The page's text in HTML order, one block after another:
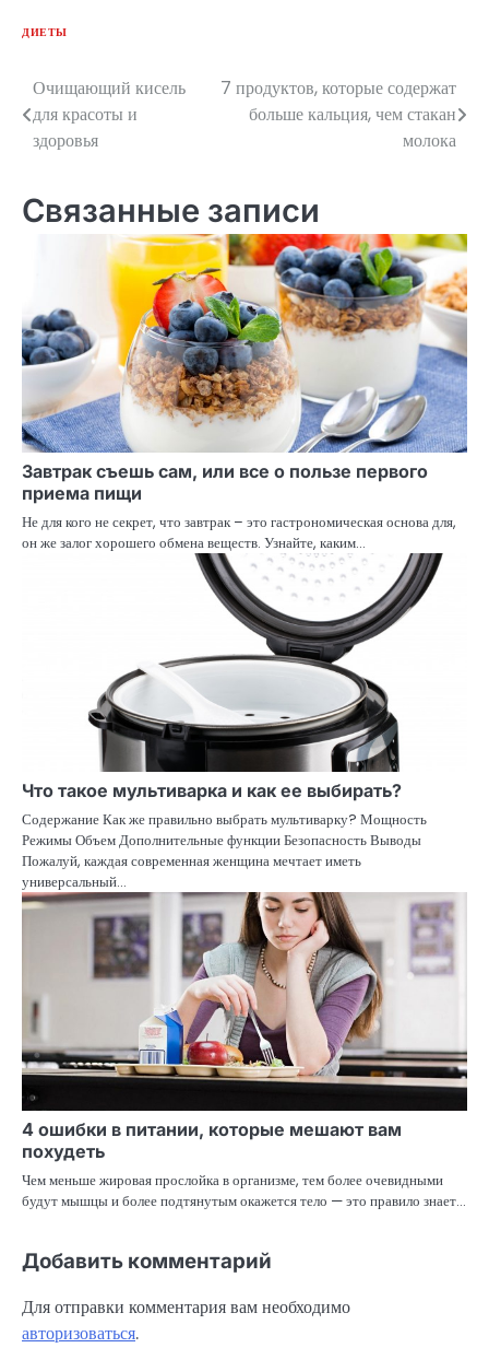
ДИЕТЫ
Навигация
по
Очищающий кисель
для красоты и
здоровья
7 продуктов, которые содержат
больше кальция, чем стакан
молока
Связанные записи
Завтрак съешь сам, или все о пользе первого
приема пищи
Не для кого не секрет, что завтрак – это гастрономическая основа для,
он же залог хорошего обмена веществ. Узнайте, каким…
Что такое мультиварка и как ее выбирать?
Содержание Как же правильно выбрать мультиварку? Мощность
Режимы Объем Дополнительные функции Безопасность Выводы
Пожалуй, каждая современная женщина мечтает иметь
универсальный…
4 ошибки в питании, которые мешают вам
похудеть
Чем меньше жировая прослойка в организме, тем более очевидными
будут мышцы и более подтянутым окажется тело — это правило знает…
Добавить комментарий
Для отправки комментария вам необходимо
авторизоваться.